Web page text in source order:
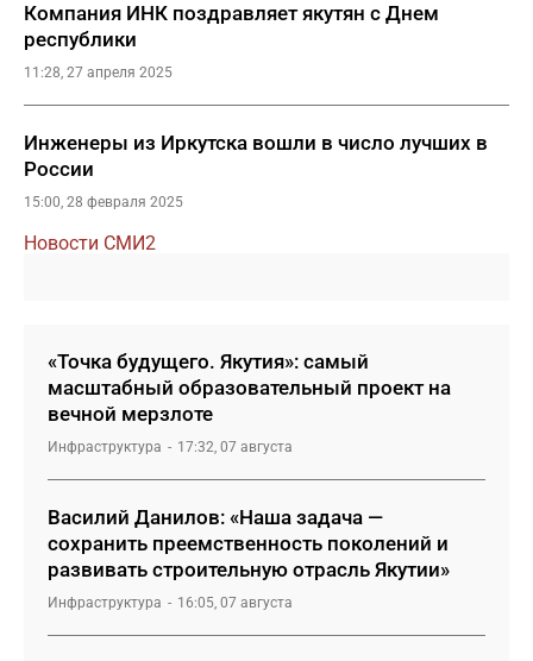
Компания ИНК поздравляет якутян с Днем
республики
11:28, 27 апреля 2025
Инженеры из Иркутска вошли в число лучших в
России
15:00, 28 февраля 2025
Новости СМИ2
«Точка будущего. Якутия»: самый
масштабный образовательный проект на
вечной мерзлоте
Инфраструктура 17:32, 07 августа
Василий Данилов: «Наша задача —
сохранить преемственность поколений и
развивать строительную отрасль Якутии»
Инфраструктура 16:05, 07 августа